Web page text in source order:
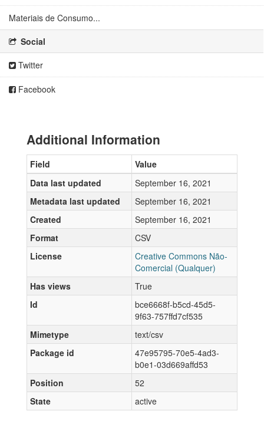
Materiais de Consumo...
Social
Twitter
Facebook
Additional Information
Field
Value
Data last updated
September 16, 2021
Metadata last updated
September 16, 2021
Created
September 16, 2021
Format
CSV
License
Creative Commons Não-
Comercial (Qualquer)
Has views
True
Id
bce6668f-b5cd-45d5-
9f63-757ffd7cf535
Mimetype
text/csv
Package id
47e95795-70e5-4ad3-
b0e1-03d669affd53
Position
52
State
active